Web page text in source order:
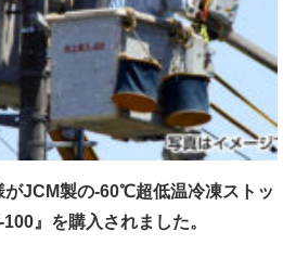
がJCM製の-60℃超低温冷凍ストッ
』を購入されました。